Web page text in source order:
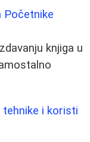
Početnike
knjiga u
tehnike i koristi